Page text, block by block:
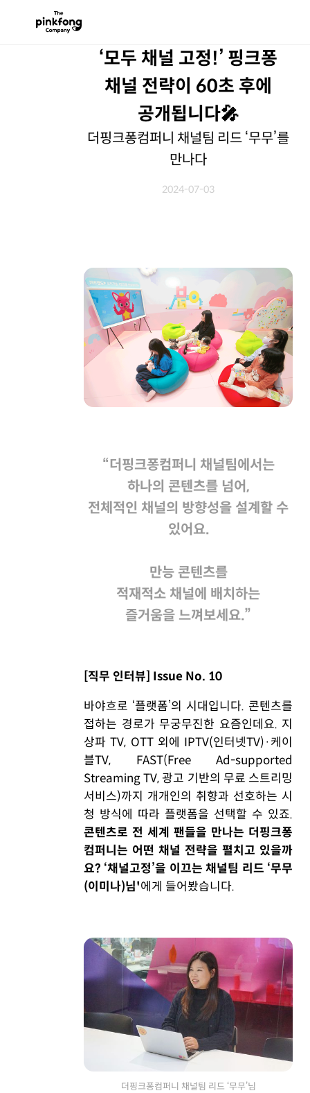
‘모두 채널 고정!’ 핑크퐁
채널 전략이 60초 후에
공개됩니다🎤
더핑크퐁컴퍼니 채널팀 리드 ‘무무’를
만나다
2024-07-03
“더핑크퐁컴퍼니 채널팀에서는
하나의 콘텐츠를 넘어,
전체적인 채널의 방향성을 설계할 수
있어요.
만능 콘텐츠를
적재적소 채널에 배치하는
즐거움을 느껴보세요.”
[직무 인터뷰] Issue No. 10
바야흐로 ‘플랫폼’의 시대입니다. 콘텐츠를
접하는 경로가 무궁무진한 요즘인데요. 지
상파 TV, OTT 외에 IPTV(인터넷TV)·케이
블TV, FAST(Free Ad-supported
Streaming TV, 광고 기반의 무료 스트리밍
서비스)까지 개개인의 취향과 선호하는 시
청 방식에 따라 플랫폼을 선택할 수 있죠.
콘텐츠로 전 세계 팬들을 만나는 더핑크퐁
컴퍼니는 어떤 채널 전략을 펼치고 있을까
요? ‘채널고정’을 이끄는 채널팀 리드 ‘무무
(이미나)님'에게 들어봤습니다.
더핑크퐁컴퍼니 채널팀 리드 ‘무무’님